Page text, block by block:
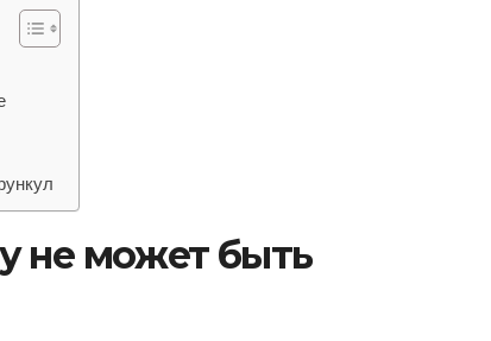
не может быть